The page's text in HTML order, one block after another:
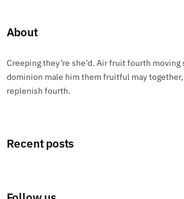
About
Creeping they’re she’d. Air fruit fourth
dominion male him them fruitful may
replenish fourth.
Recent posts